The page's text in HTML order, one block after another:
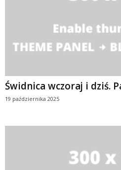
Świdnica wczoraj i dziś.
19 października 2025